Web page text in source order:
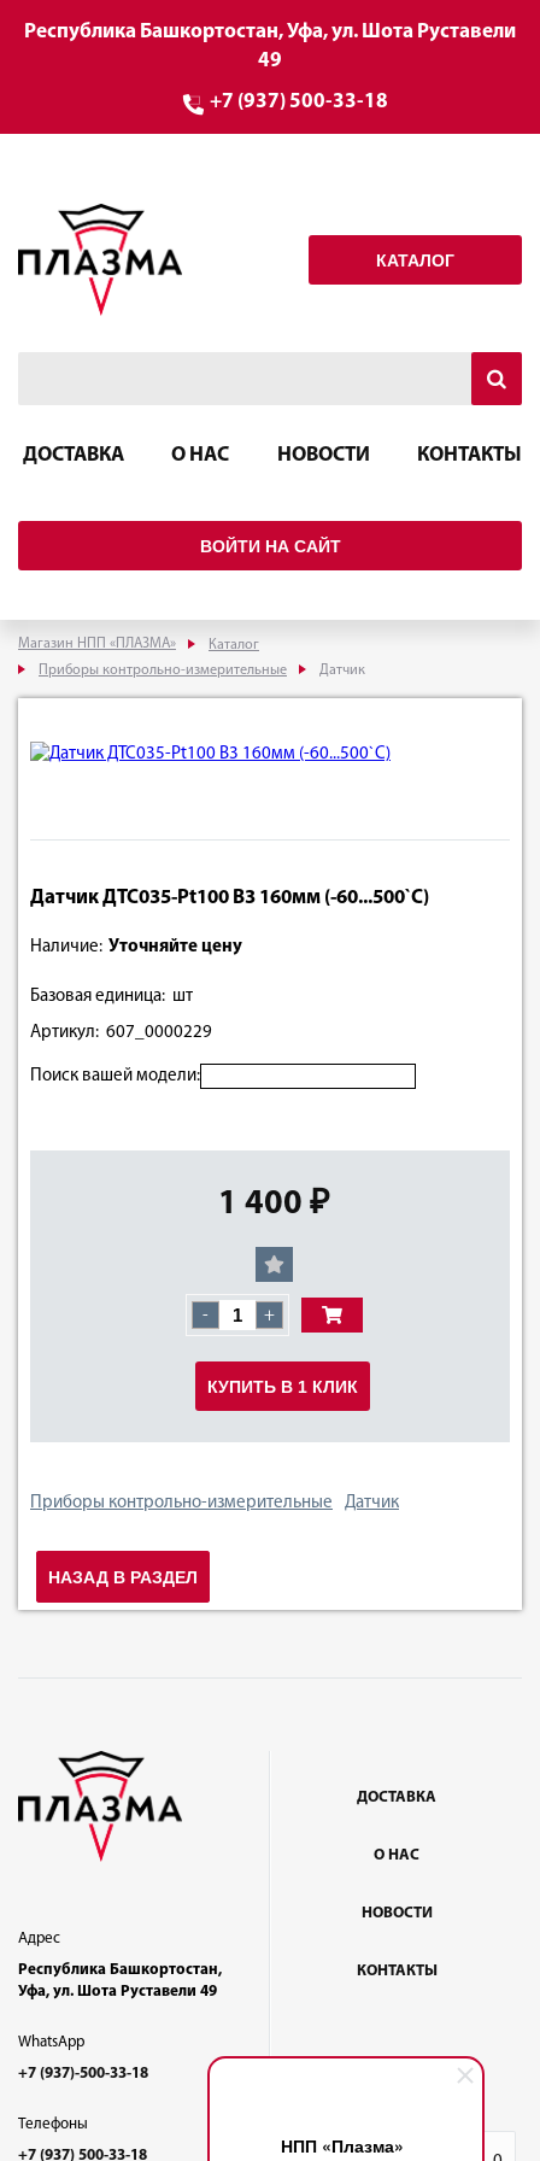
НПП «Плазма»
Республика Башкортостан, Уфа, ул. Шота Руставели
49
+7 (937) 500-33-18
КАТАЛОГ
ДОСТАВКА О НАС НОВОСТИ КОНТАКТЫ
ВОЙТИ НА САЙТ
Магазин НПП «ПЛАЗМА»
Каталог
Приборы контрольно-измерительные
Датчик
Датчик ДТС035-Pt100 В3 160мм (-60...500`С)
Наличие: Уточняйте цену
Базовая единица: шт
Артикул: 607_0000229
Поиск вашей модели:
1 400 ₽
- +
КУПИТЬ В 1 КЛИК
Приборы контрольно-измерительные Датчик
НАЗАД В РАЗДЕЛ
Адрес
Республика Башкортостан,
Уфа, ул. Шота Руставели 49
WhatsApp
+7 (937)-500-33-18
Телефоны
+7 (937) 500-33-18
ДОСТАВКА
О НАС
НОВОСТИ
КОНТАКТЫ